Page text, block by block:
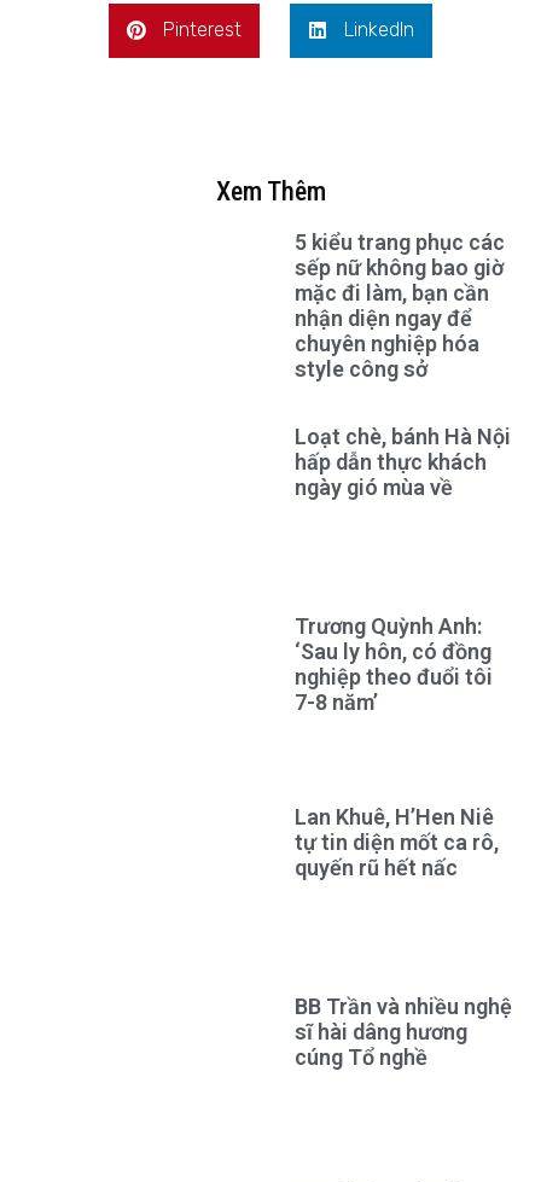
Pinterest LinkedIn
Xem Thêm
5 kiểu trang phục các
sếp nữ không bao giờ
mặc đi làm, bạn cần
nhận diện ngay để
chuyên nghiệp hóa
style công sở
Loạt chè, bánh Hà Nội
hấp dẫn thực khách
ngày gió mùa về
Trương Quỳnh Anh:
‘Sau ly hôn, có đồng
nghiệp theo đuổi tôi
7-8 năm’
Lan Khuê, H’Hen Niê
tự tin diện mốt ca rô,
quyến rũ hết nấc
BB Trần và nhiều nghệ
sĩ hài dâng hương
cúng Tổ nghề